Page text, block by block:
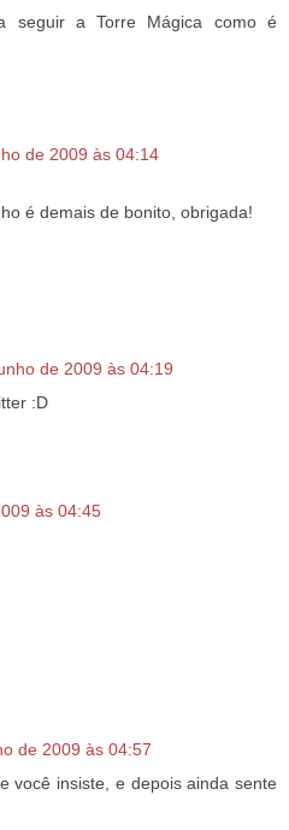
seguir a Torre Mágica como é
de 2009 às 04:14
é demais de bonito, obrigada!
de 2009 às 04:19
:D
às 04:45
de 2009 às 04:57
você insiste, e depois ainda sente